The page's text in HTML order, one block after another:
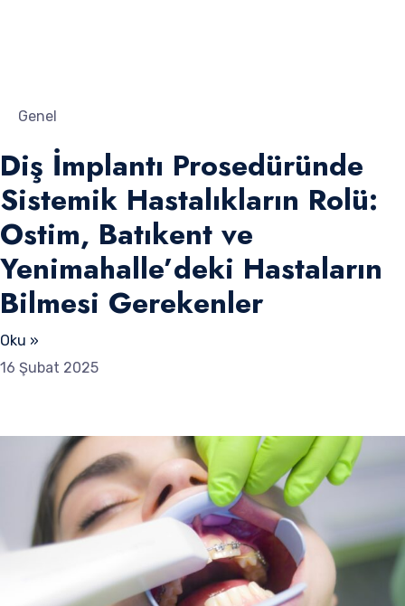
Genel
Diş İmplantı Prosedüründe
Sistemik Hastalıkların Rolü:
Ostim, Batıkent ve
Yenimahalle’deki Hastaların
Bilmesi Gerekenler
Oku »
16 Şubat 2025